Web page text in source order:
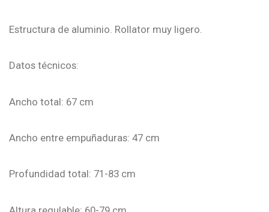
Estructura de aluminio. Rollator muy ligero.
Datos técnicos:
Ancho total: 67 cm
Ancho entre empuñaduras: 47 cm
Profundidad total: 71-83 cm